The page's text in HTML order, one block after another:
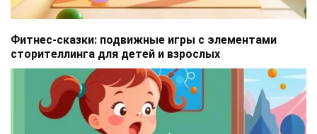
Фитнес-сказки: подвижные игры с элементами
сторителлинга для детей и взрослых